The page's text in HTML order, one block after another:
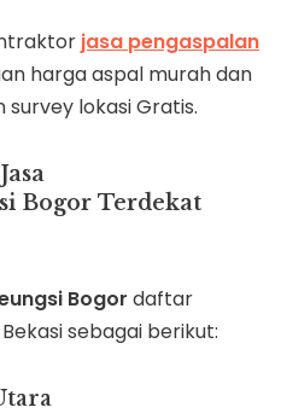
jasa pengaspalan
harga aspal murah dan
lokasi Gratis.
Bogor Terdekat
Bogor daftar
sebagai berikut: